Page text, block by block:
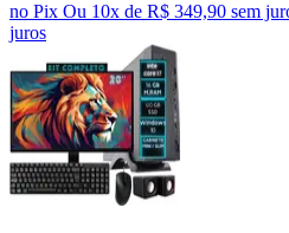
no Pix Ou 10x de R$ 349,90 sem
juros